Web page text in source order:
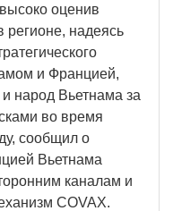
оценив
регионе, надеясь
и Францией,
народ Вьетнама за
во время
сообщил о
Вьетнама
каналам и
COVAX.